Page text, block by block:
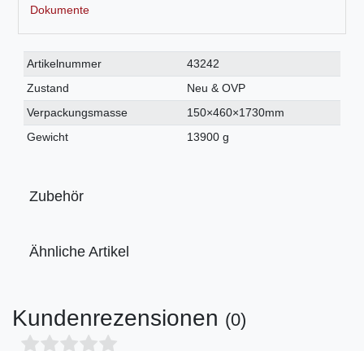
Dokumente
Technisches
Merkmal
Wert
Artikelnummer
43242
Zustand
Neu & OVP
Verpackungsmasse
150×460×1730mm
Gewicht
13900 g
Zubehör
Ähnliche Artikel
Kundenrezensionen (0)